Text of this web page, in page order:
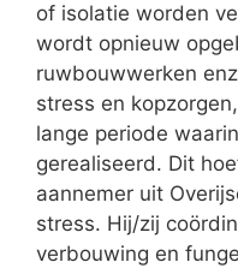
of isolatie worden
wordt opnieuw
ruwbouwwerken
stress en
lange periode
gerealiseerd. Dit
aannemer uit
stress. Hij/zij
verbouwing en